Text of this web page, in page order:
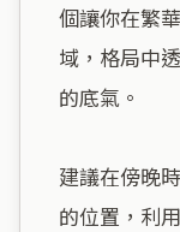
個讓你在繁
域，格局中
的底氣。
建議在傍晚
的位置，利